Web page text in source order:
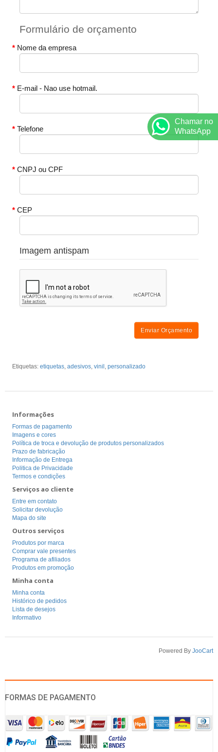
Formulário de orçamento
Nome da empresa
E-mail - Nao use hotmail.
Telefone
CNPJ ou CPF
CEP
Imagem antispam
Enviar Orçamento
Etiquetas: etiquetas, adesivos, vinil , personalizado
Informações
Formas de pagamento
Imagens e cores
Política de troca e devolução de produtos personalizados
Prazo de fabricação
Informação de Entrega
Politica de Privacidade
Termos e condições
Serviços ao cliente
Entre em contato
Solicitar devolução
Mapa do site
Outros serviços
Produtos por marca
Comprar vale presentes
Programa de afiliados
Produtos em promoção
Minha conta
Minha conta
Histórico de pedidos
Lista de desejos
Informativo
Powered By JooCart
FORMAS DE PAGAMENTO
Chamar no
WhatsApp